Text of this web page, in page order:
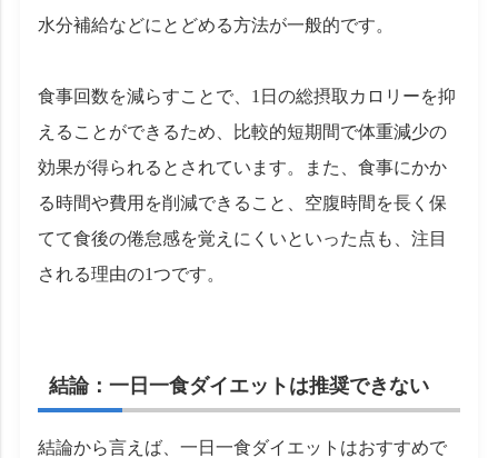
水分補給などにとどめる方法が一般的です。
食事回数を減らすことで、1日の総摂取カロリーを抑
えることができるため、比較的短期間で体重減少の
効果が得られるとされています。また、食事にかか
る時間や費用を削減できること、空腹時間を長く保
てて食後の倦怠感を覚えにくいといった点も、注目
される理由の1つです。
結論：一日一食ダイエットは推奨できない
結論から言えば、一日一食ダイエットはおすすめで